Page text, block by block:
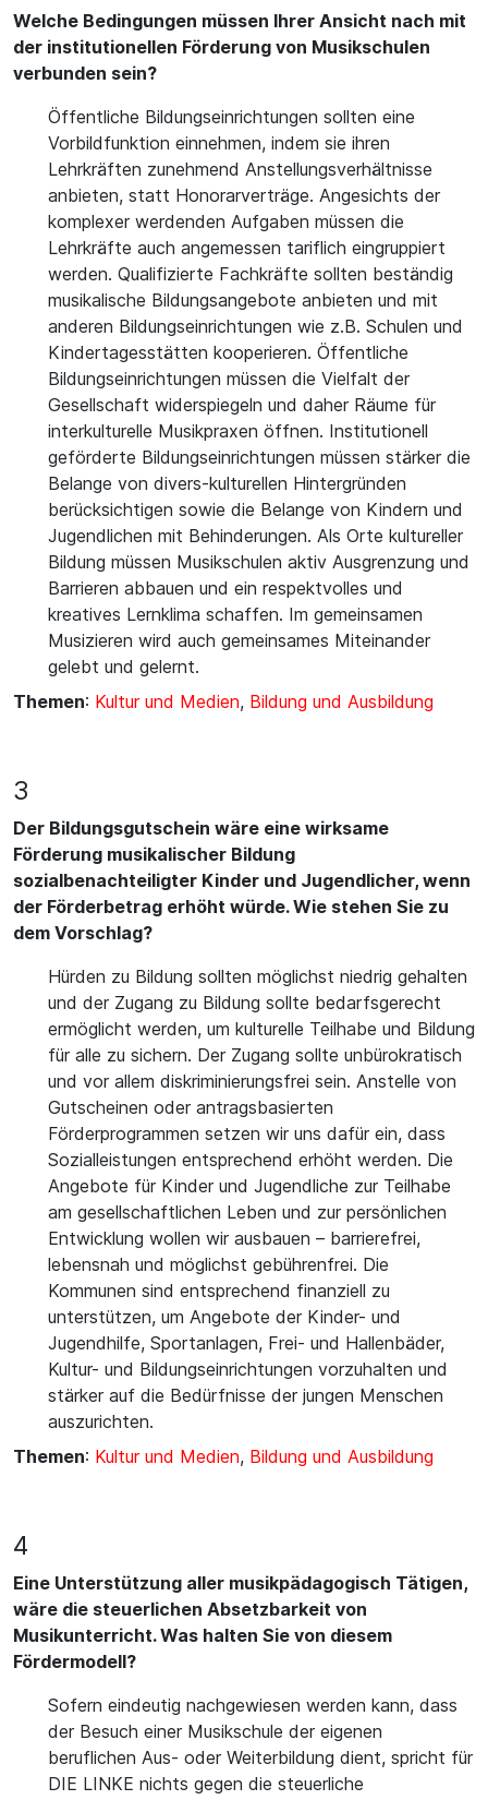
Welche Bedingungen müssen Ihrer Ansicht nach mit
der institutionellen Förderung von Musikschulen
verbunden sein?
Öffentliche Bildungseinrichtungen sollten eine
Vorbildfunktion einnehmen, indem sie ihren
Lehrkräften zunehmend Anstellungsverhältnisse
anbieten, statt Honorarverträge. Angesichts der
komplexer werdenden Aufgaben müssen die
Lehrkräfte auch angemessen tariflich eingruppiert
werden. Qualifizierte Fachkräfte sollten beständig
musikalische Bildungsangebote anbieten und mit
anderen Bildungseinrichtungen wie z.B. Schulen und
Kindertagesstätten kooperieren. Öffentliche
Bildungseinrichtungen müssen die Vielfalt der
Gesellschaft widerspiegeln und daher Räume für
interkulturelle Musikpraxen öffnen. Institutionell
geförderte Bildungseinrichtungen müssen stärker die
Belange von divers-kulturellen Hintergründen
berücksichtigen sowie die Belange von Kindern und
Jugendlichen mit Behinderungen. Als Orte kultureller
Bildung müssen Musikschulen aktiv Ausgrenzung und
Barrieren abbauen und ein respektvolles und
kreatives Lernklima schaffen. Im gemeinsamen
Musizieren wird auch gemeinsames Miteinander
gelebt und gelernt.
Themen: Kultur und Medien, Bildung und Ausbildung
3
Der Bildungsgutschein wäre eine wirksame
Förderung musikalischer Bildung
sozialbenachteiligter Kinder und Jugendlicher, wenn
der Förderbetrag erhöht würde. Wie stehen Sie zu
dem Vorschlag?
Hürden zu Bildung sollten möglichst niedrig gehalten
und der Zugang zu Bildung sollte bedarfsgerecht
ermöglicht werden, um kulturelle Teilhabe und Bildung
für alle zu sichern. Der Zugang sollte unbürokratisch
und vor allem diskriminierungsfrei sein. Anstelle von
Gutscheinen oder antragsbasierten
Förderprogrammen setzen wir uns dafür ein, dass
Sozialleistungen entsprechend erhöht werden. Die
Angebote für Kinder und Jugendliche zur Teilhabe
am gesellschaftlichen Leben und zur persönlichen
Entwicklung wollen wir ausbauen – barrierefrei,
lebensnah und möglichst gebührenfrei. Die
Kommunen sind entsprechend finanziell zu
unterstützen, um Angebote der Kinder- und
Jugendhilfe, Sportanlagen, Frei- und Hallenbäder,
Kultur- und Bildungseinrichtungen vorzuhalten und
stärker auf die Bedürfnisse der jungen Menschen
auszurichten.
Themen: Kultur und Medien, Bildung und Ausbildung
4
Eine Unterstützung aller musikpädagogisch Tätigen,
wäre die steuerlichen Absetzbarkeit von
Musikunterricht. Was halten Sie von diesem
Fördermodell?
Sofern eindeutig nachgewiesen werden kann, dass
der Besuch einer Musikschule der eigenen
beruflichen Aus- oder Weiterbildung dient, spricht für
DIE LINKE nichts gegen die steuerliche